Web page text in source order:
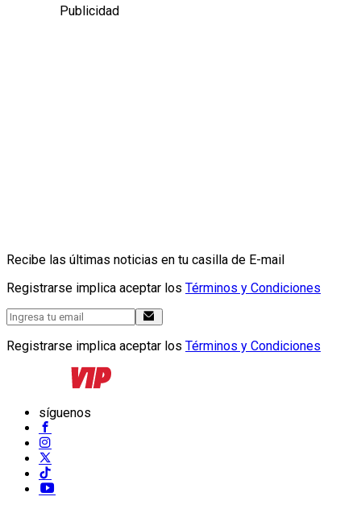
Publicidad
Recibe las últimas noticias en tu casilla de E-mail
Registrarse implica aceptar los Términos y Condiciones
Registrarse implica aceptar los Términos y Condiciones
síguenos